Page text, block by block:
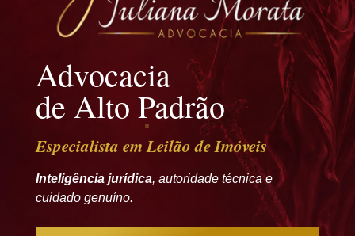
Advocacia
de Alto Padrão
Especialista em Leilão de Imóveis
Inteligência jurídica, autoridade técnica e
cuidado genuíno.